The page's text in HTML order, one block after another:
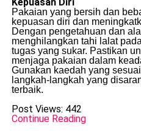
Pakaian yang bersih dan
kepuasan diri dan
Dengan pengetahuan dan
menghilangkan tahi lalat
tugas yang sukar. Pastikan
menjaga pakaian dalam
Gunakan kaedah yang
langkah-langkah yang
terbaik.
Post Views: 442
Continue Reading